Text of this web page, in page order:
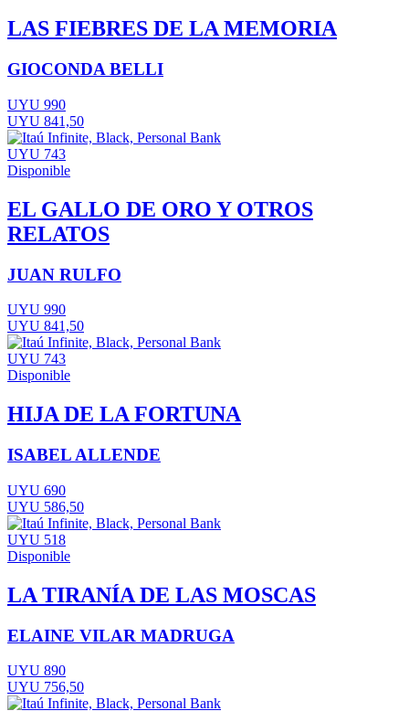
LAS FIEBRES DE LA MEMORIA
GIOCONDA BELLI
UYU 990
UYU 841,50
UYU 743
Disponible
EL GALLO DE ORO Y OTROS
RELATOS
JUAN RULFO
UYU 990
UYU 841,50
UYU 743
Disponible
HIJA DE LA FORTUNA
ISABEL ALLENDE
UYU 690
UYU 586,50
UYU 518
Disponible
LA TIRANÍA DE LAS MOSCAS
ELAINE VILAR MADRUGA
UYU 890
UYU 756,50